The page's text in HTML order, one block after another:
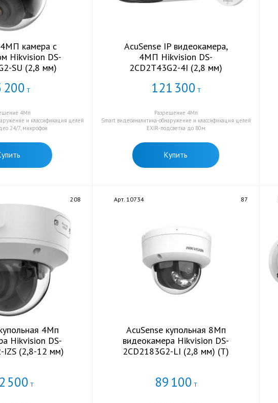
4МП камера с
Hikvision DS-
SU (2,8 мм)
200 Т
4Мп
и классификация целей
24/7, микрофон
AcuSense IP видеокамера,
4МП Hikvision DS-
2CD2T43G2-4I (2,8 мм)
121 300 Т
Разрешение 4Мп
Smart видеоаналитика-обнаружение и классификация целей
EXIR-подсветка до 80м
Купить
208
4Мп
Hikvision DS-
IZS (2,8-12 мм)
500 Т
Арт. 10734 87
AcuSense купольная 8Мп
видеокамера Hikvision DS-
2CD2183G2-LI (2,8 мм) (T)
89 100 Т